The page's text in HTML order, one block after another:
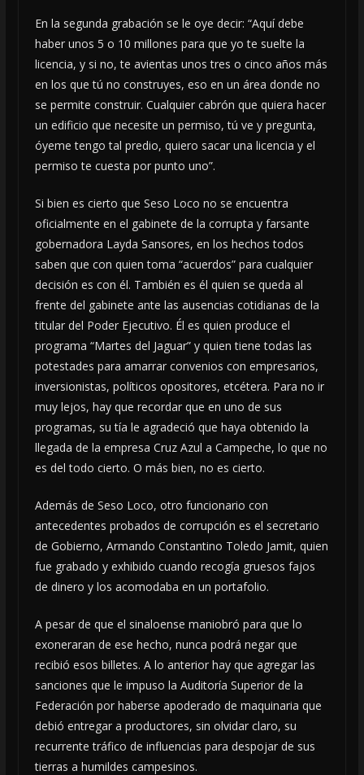
En la segunda grabación se le oye decir: “Aquí debe
haber unos 5 o 10 millones para que yo te suelte la
licencia, y si no, te avientas unos tres o cinco años más
en los que tú no construyes, eso en un área donde no
se permite construir. Cualquier cabrón que quiera hacer
un edificio que necesite un permiso, tú ve y pregunta,
óyeme tengo tal predio, quiero sacar una licencia y el
permiso te cuesta por punto uno”.
Si bien es cierto que Seso Loco no se encuentra
oficialmente en el gabinete de la corrupta y farsante
gobernadora Layda Sansores, en los hechos todos
saben que con quien toma “acuerdos” para cualquier
decisión es con él. También es él quien se queda al
frente del gabinete ante las ausencias cotidianas de la
titular del Poder Ejecutivo. Él es quien produce el
programa “Martes del Jaguar” y quien tiene todas las
potestades para amarrar convenios con empresarios,
inversionistas, políticos opositores, etcétera. Para no ir
muy lejos, hay que recordar que en uno de sus
programas, su tía le agradeció que haya obtenido la
llegada de la empresa Cruz Azul a Campeche, lo que no
es del todo cierto. O más bien, no es cierto.
Además de Seso Loco, otro funcionario con
antecedentes probados de corrupción es el secretario
de Gobierno, Armando Constantino Toledo Jamit, quien
fue grabado y exhibido cuando recogía gruesos fajos
de dinero y los acomodaba en un portafolio.
A pesar de que el sinaloense maniobró para que lo
exoneraran de ese hecho, nunca podrá negar que
recibió esos billetes. A lo anterior hay que agregar las
sanciones que le impuso la Auditoría Superior de la
Federación por haberse apoderado de maquinaria que
debió entregar a productores, sin olvidar claro, su
recurrente tráfico de influencias para despojar de sus
tierras a humildes campesinos.